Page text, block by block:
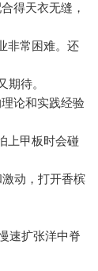
得天衣无缝，
非常困难。还
期待。
论和实践经验
上甲板时会碰
动，打开香槟
速扩张洋中脊